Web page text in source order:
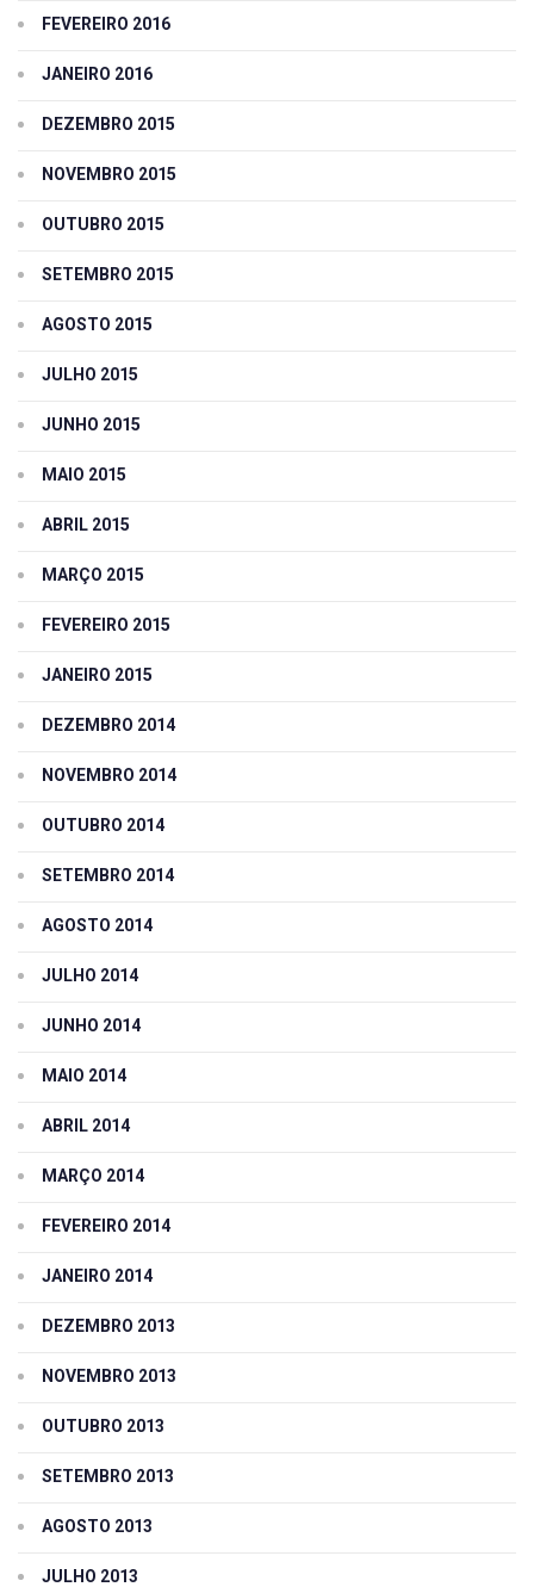
FEVEREIRO 2016
JANEIRO 2016
DEZEMBRO 2015
NOVEMBRO 2015
OUTUBRO 2015
SETEMBRO 2015
AGOSTO 2015
JULHO 2015
JUNHO 2015
MAIO 2015
ABRIL 2015
MARÇO 2015
FEVEREIRO 2015
JANEIRO 2015
DEZEMBRO 2014
NOVEMBRO 2014
OUTUBRO 2014
SETEMBRO 2014
AGOSTO 2014
JULHO 2014
JUNHO 2014
MAIO 2014
ABRIL 2014
MARÇO 2014
FEVEREIRO 2014
JANEIRO 2014
DEZEMBRO 2013
NOVEMBRO 2013
OUTUBRO 2013
SETEMBRO 2013
AGOSTO 2013
JULHO 2013